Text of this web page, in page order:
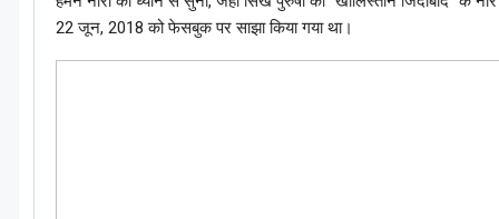
22 जून, 2018 को फेसबुक पर साझा किया गया था।